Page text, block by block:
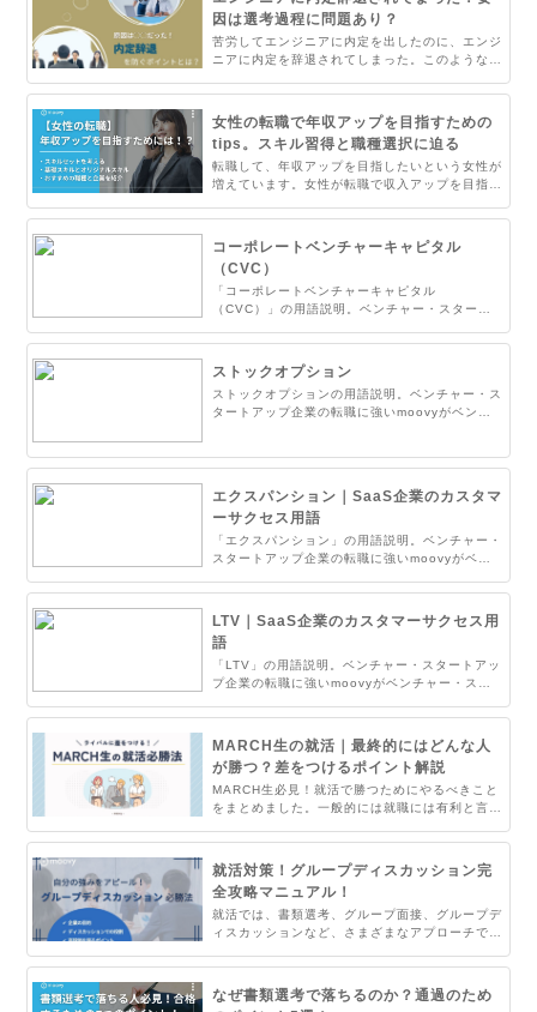
きれば失敗したくないですよね。そこで本記事で
はエンジニアのスキルの見極め方を徹底解説。お
困りの方はぜひご覧ください。
因は選考過程に問題あり？
苦労してエンジニアに内定を出したのに、エンジ
ニアに内定を辞退されてしまった。このような経
ょうか。焦って内定者にプレッシャーをかけると
返って悪い方向に行くことがあります。そこで内
定者への適切なフォローの仕方、内定意欲の高め
方を解説します。お悩みの人事の方は必見です。
女性の転職で年収アップを目指すための
tips。スキル習得と職種選択に迫る
転職して、年収アップを目指したいという女性が
増えています。女性が転職で収入アップを目指す
な仕事に就くのがいいのでしょうか？ここでは、
「転職して年収をアップさせたい！」と思ってい
る女性の方向けにおすすめの職業や求人などを紹
介！年収アップを考えている方は参考にしてくだ
さい。
コーポレートベンチャーキャピタル
（CVC）
「コーポレートベンチャーキャピタル
（CVC）」の用語説明。ベンチャー・スタート
スタートアップ企業でよく使われるキーワードに
ついてまとめました。
ストックオプション
ストックオプションの用語説明。ベンチャー・ス
タートアップ企業の転職に強いmoovyがベンチ
エクスパンション｜SaaS企業のカスタマ
ーサクセス用語
「エクスパンション」の用語説明。ベンチャー・
スタートアップ企業の転職に強いmoovyがベン
ワードについてまとめました。
LTV｜SaaS企業のカスタマーサクセス用
語
「LTV」の用語説明。ベンチャー・スタートアッ
プ企業の転職に強いmoovyがベンチャー・スタ
てまとめました。
MARCH生の就活｜最終的にはどんな人
が勝つ？差をつけるポイント解説
MARCH生必見！就活で勝つためにやるべきこと
をまとめました。一般的には就職には有利と言わ
のでライバルも多いはず。そこでライバルに差を
つけるための必勝法をお伝えします。
就活対策！グループディスカッション完
全攻略マニュアル！
就活では、書類選考、グループ面接、グループデ
ィスカッションなど、さまざまなアプローチで採
ションは、その時のテーマやメンバーによって展
開が変わるため対策がしづらく、戸惑っている人
も多いのではないでしょうか。今回は、グループ
なぜ書類選考で落ちるのか？通過のため